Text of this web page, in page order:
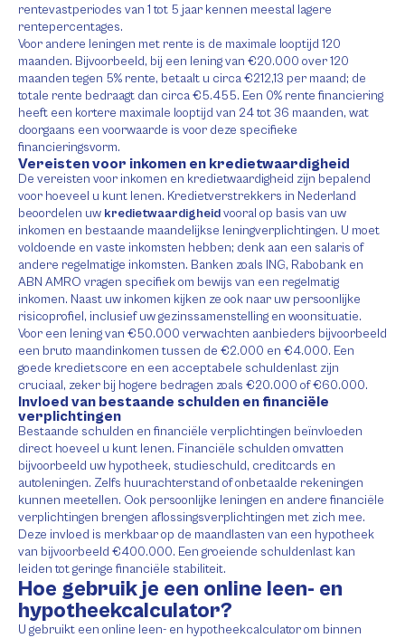
rentevastperiodes van 1 tot 5 jaar kennen meestal lagere
rentepercentages.
Voor andere leningen met rente is de maximale looptijd 120
maanden. Bijvoorbeeld, bij een lening van €20.000 over 120
maanden tegen 5% rente, betaalt u circa €212,13 per maand; de
totale rente bedraagt dan circa €5.455. Een 0% rente financiering
heeft een kortere maximale looptijd van 24 tot 36 maanden, wat
doorgaans een voorwaarde is voor deze specifieke
financieringsvorm.
Vereisten voor inkomen en kredietwaardigheid
De vereisten voor inkomen en kredietwaardigheid zijn bepalend
voor hoeveel u kunt lenen. Kredietverstrekkers in Nederland
beoordelen uw kredietwaardigheidvooral op basis van uw
inkomen en bestaande maandelijkse leningverplichtingen. U moet
voldoende en vaste inkomsten hebben; denk aan een salaris of
andere regelmatige inkomsten. Banken zoals ING, Rabobank en
ABN AMRO vragen specifiek om bewijs van een regelmatig
inkomen. Naast uw inkomen kijken ze ook naar uw persoonlijke
risicoprofiel, inclusief uw gezinssamenstelling en woonsituatie.
Voor een lening van €50.000 verwachten aanbieders bijvoorbeeld
een bruto maandinkomen tussen de €2.000 en €4.000. Een
goede kredietscore en een acceptabele schuldenlast zijn
cruciaal, zeker bij hogere bedragen zoals €20.000 of €60.000.
Invloed van bestaande schulden en financiële
verplichtingen
Bestaande schulden en financiële verplichtingen beïnvloeden
direct hoeveel u kunt lenen. Financiële schulden omvatten
bijvoorbeeld uw hypotheek, studieschuld, creditcards en
autoleningen. Zelfs huurachterstand of onbetaalde rekeningen
kunnen meetellen. Ook persoonlijke leningen en andere financiële
verplichtingen brengen aflossingsverplichtingen met zich mee.
Deze invloed is merkbaar op de maandlasten van een hypotheek
van bijvoorbeeld €400.000. Een groeiende schuldenlast kan
leiden tot geringe financiële stabiliteit.
Hoe gebruik je een online leen- en
hypotheekcalculator?
U gebruikt een online leen- en hypotheekcalculator om binnen